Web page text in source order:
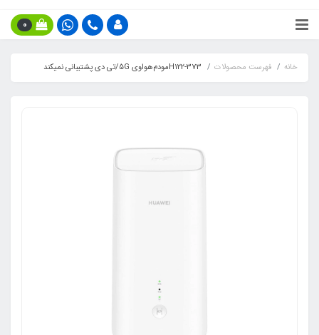
0
خانه فهرست محصولات H122-373مودم‌هواوی 5G/تی دی پشتیبانی نمیکند